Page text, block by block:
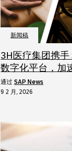
新闻稿
3H医疗集团携手
数字化平台，加
通过SAP News
9 2 月, 2026